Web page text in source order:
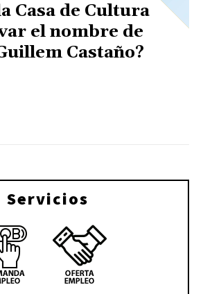
Casa de Cultura
el nombre de
Castaño?
Servicios